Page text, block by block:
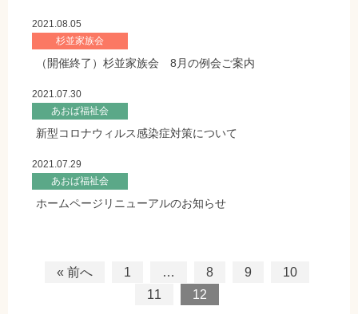
2021.08.05
杉並家族会
（開催終了）杉並家族会 8月の例会ご案内
2021.07.30
あおば福祉会
新型コロナウィルス感染症対策について
2021.07.29
あおば福祉会
ホームページリニューアルのお知らせ
« 前へ 1 … 8 9
10
11
12